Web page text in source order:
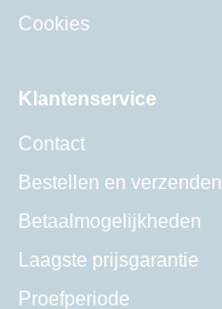
Cookies
Klantenservice
Contact
Bestellen en verzenden
Betaalmogelijkheden
Laagste prijsgarantie
Proefperiode